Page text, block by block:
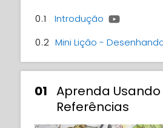
0.1 Introdução
0.2 Mini Lição -
01 Aprenda Usando
Referências